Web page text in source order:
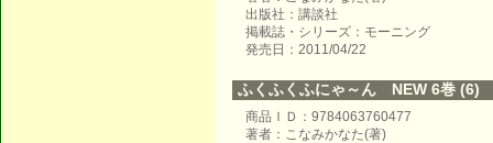
出版社：講談社
掲載誌・シリーズ：モーニング
発売日：2011/04/22
ふくふくふにゃ～ん NEW 6巻 (6)
商品ＩＤ：9784063760477
著者：こなみかなた(著)